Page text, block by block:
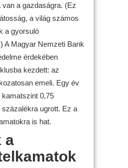
a gazdaságra. (Ez
a világ számos
a gyorsuló
A Magyar Nemzeti Bank
érdekében
kezdett: az
emeli. Egy év
kamatszint 0,75
ugrott. Ez a
is hat.
a